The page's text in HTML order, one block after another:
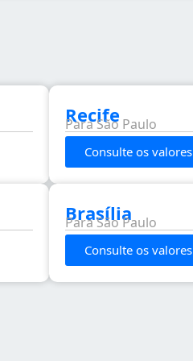
Recife
Para São Paulo
Consulte os valores
Brasília
Para São Paulo
Consulte os valores